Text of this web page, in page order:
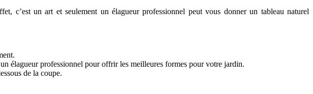
c’est un art et seulement un élagueur professionnel peut vous donner un tableau naturel
élagueur professionnel pour offrir les meilleures formes pour votre jardin.
de la coupe.